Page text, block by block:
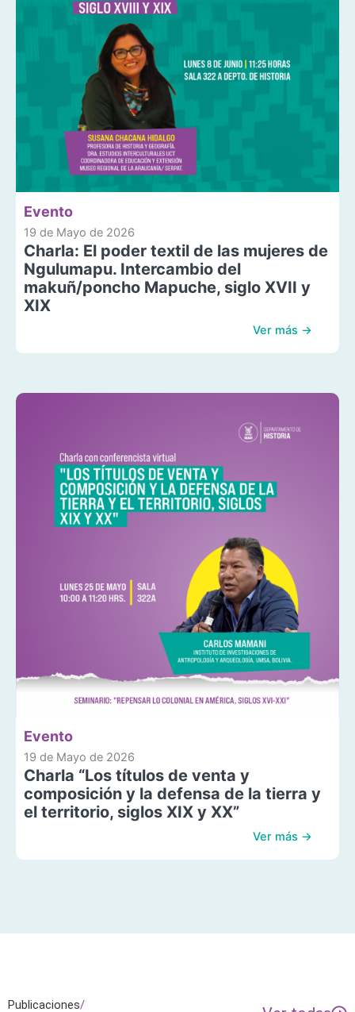
Evento
19 de Mayo de 2026
Charla: El poder textil de las mujeres de
Ngulumapu. Intercambio del
makuñ/poncho Mapuche, siglo XVII y
XIX
Ver más →
Evento
19 de Mayo de 2026
Charla “Los títulos de venta y
composición y la defensa de la tierra y
el territorio, siglos XIX y XX”
Ver más →
Publicaciones/